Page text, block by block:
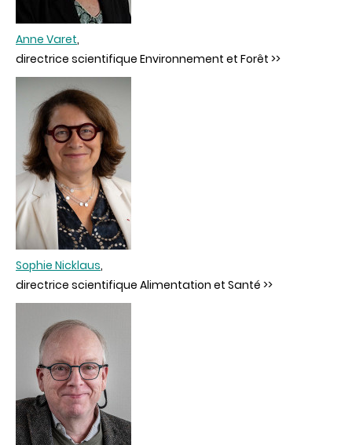
Anne Varet,
directrice scientifique Environnement et Forêt >>
Sophie Nicklaus,
directrice scientifique Alimentation et Santé >>